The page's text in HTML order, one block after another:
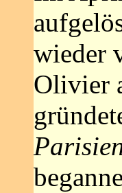
wieder
Olivier